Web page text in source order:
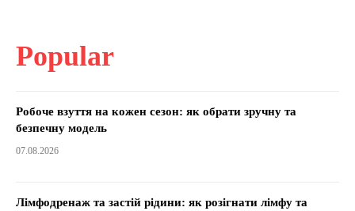
Popular
Робоче взуття на кожен сезон: як обрати зручну та
безпечну модель
07.08.2026
Лімфодренаж та застій рідини: як розігнати лімфу та